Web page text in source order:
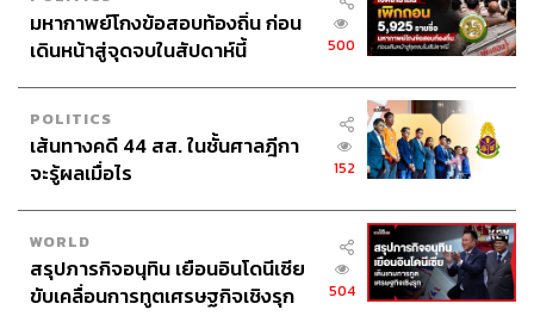
มหากาพย์โกงข้อสอบท้องถิ่น ก่อน
เดินหน้าสู่จุดจบในสัปดาห์นี้
500
POLITICS
เส้นทางคดี 44 สส. ในชั้นศาลฎีกา
จะรู้ผลเมื่อไร
152
WORLD
สรุปภารกิจอนุทิน เยือนอินโดนีเซีย
ขับเคลื่อนการทูตเศรษฐกิจเชิงรุก
504